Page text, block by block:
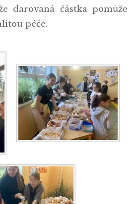
darovaná částka pomůže
péče.